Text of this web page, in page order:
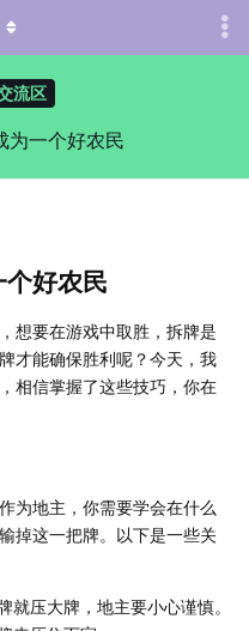
流区
为一个好农民
好农民
想要在游戏中取胜，拆牌是
才能确保胜利呢？今天，我
相信掌握了这些技巧，你在
为地主，你需要学会在什么
掉这一把牌。以下是一些关
就压大牌，地主要小心谨慎。